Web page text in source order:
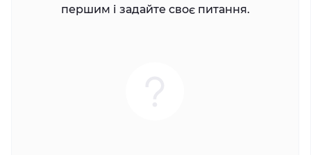
першим і задайте своє питання.